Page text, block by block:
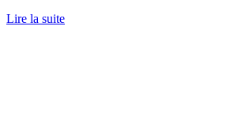
Lire la suite